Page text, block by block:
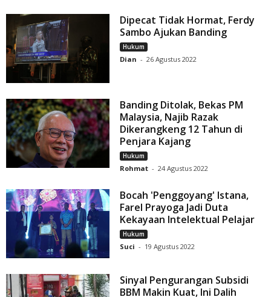
Dipecat Tidak Hormat, Ferdy
Sambo Ajukan Banding
Hukum
Dian - 26 Agustus 2022
Banding Ditolak, Bekas PM
Malaysia, Najib Razak
Dikerangkeng 12 Tahun di
Penjara Kajang
Hukum
Rohmat - 24 Agustus 2022
Bocah 'Penggoyang' Istana,
Farel Prayoga Jadi Duta
Kekayaan Intelektual Pelajar
Hukum
Suci - 19 Agustus 2022
Sinyal Pengurangan Subsidi
BBM Makin Kuat, Ini Dalih